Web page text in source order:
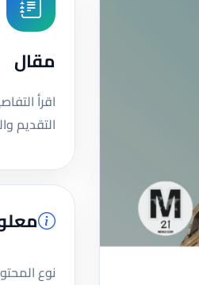
مقال
اقرأ
التقديم
نوع